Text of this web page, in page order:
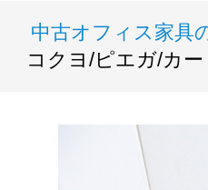
中古オフィス家具
コクヨ/ピエガ/カ